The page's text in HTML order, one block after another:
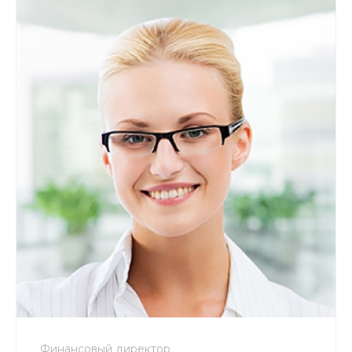
Финансовый директор
+7 800 900-80-90
no-reply@intecweb.ru